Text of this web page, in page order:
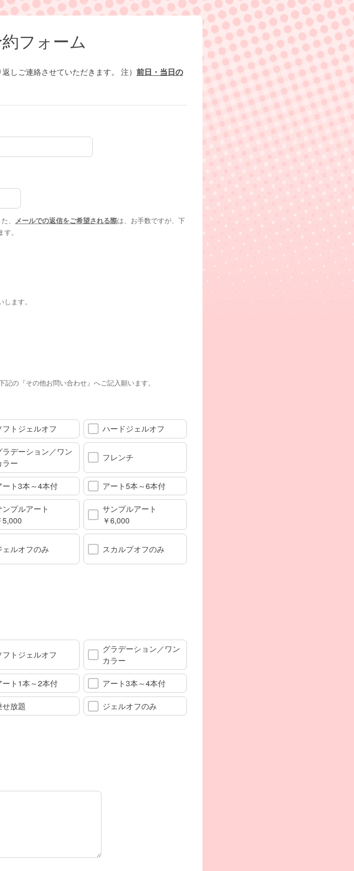
フォーム
しご連絡させていただきます。 注） 前日・当日の
、 メールでの返信をご希望される際は、お手数ですが、下
。
します。
の『その他お問い合わせ』へご記入願います。
フトジェルオフ ハードジェルオフ
ラデーション／ワン
ラー
フレンチ
ート3本～4本付 アート5本～6本付
ンプルアート
5,000
サンプルアート
￥6,000
ェルオフのみ スカルプオフのみ
フトジェルオフ
グラデーション／ワン
カラー
ート1本～2本付 アート3本～4本付
せ放題 ジェルオフのみ